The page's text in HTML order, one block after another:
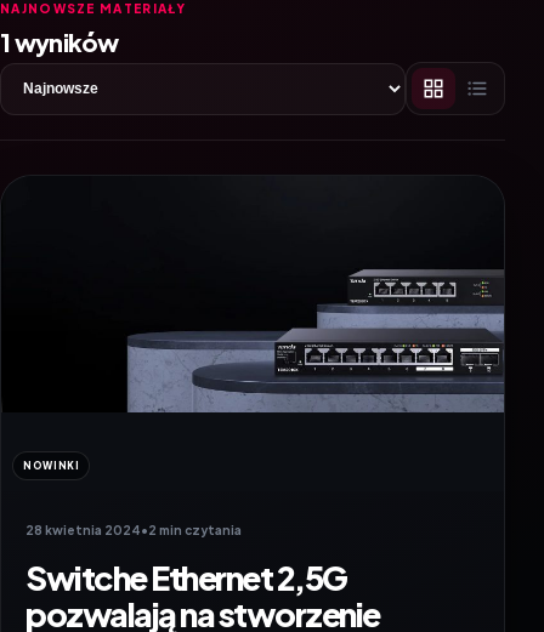
NAJNOWSZE MATERIAŁY
1 wyników
NOWINKI
28 kwietnia 2024•2 min czytania
Switche Ethernet 2,5G
pozwalają na stworzenie